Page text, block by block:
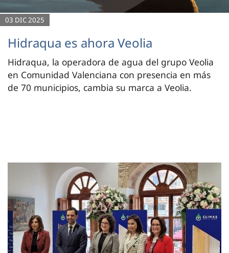
03 DIC 2025
Hidraqua es ahora Veolia
Hidraqua, la operadora de agua del grupo Veolia
en Comunidad Valenciana con presencia en más
de 70 municipios, cambia su marca a Veolia.